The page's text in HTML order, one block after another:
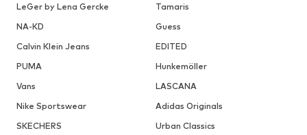
LeGer by Lena Gercke
Tamaris
NA-KD
Guess
Calvin Klein Jeans
EDITED
PUMA
Hunkemöller
Vans
LASCANA
Nike Sportswear
Adidas Originals
SKECHERS
Urban Classics